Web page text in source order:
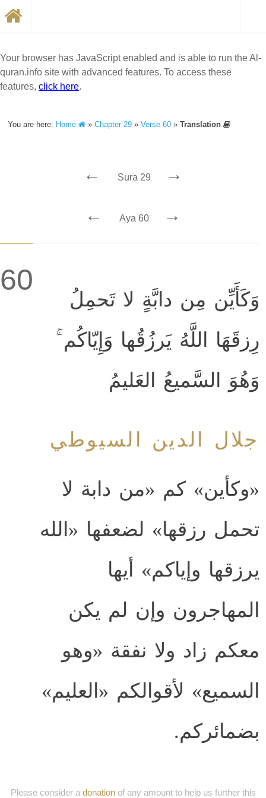
Your browser has JavaScript enabled and is able to run the Al-
quran.info site with advanced features. To access these
features, click here.
You are here: Home »Chapter 29 »Verse 60 »Translation
← Sura 29 →
← Aya 60 →
60
وَكَأَيِّن مِن دابَّةٍ لا تَحمِلُ
رِزقَهَا اللَّهُ يَرزُقُها وَإِيّاكُم ۚ
وَهُوَ السَّميعُ العَليمُ
جلال الدين السيوطي
«وكأين» كم «من دابة لا
تحمل رزقها» لضعفها «الله
يرزقها وإياكم» أيها
المهاجرون وإن لم يكن
معكم زاد ولا نفقة «وهو
السميع» لأقوالكم «العليم»
بضمائركم.
Please consider a donationof any amount to help us further this